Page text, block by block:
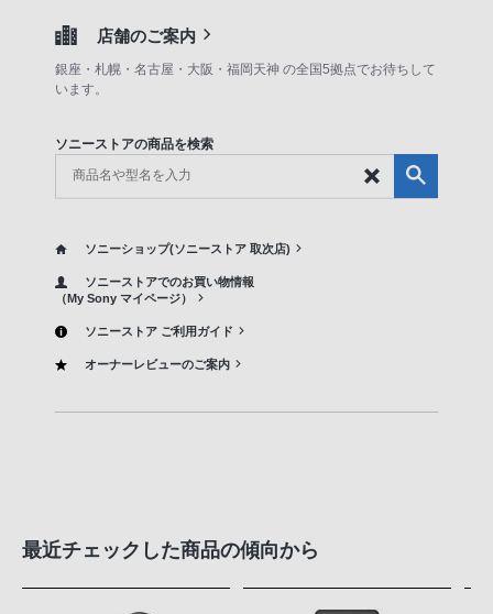
店舗のご案内
銀座・札幌・名古屋・大阪・福岡天神 の全国5拠点でお待ちして
います。
ソニーストアの商品を検索
ソニーショップ(ソニーストア 取次店)
ソニーストアでのお買い物情報
（My Sony マイページ）
ソニーストア ご利用ガイド
オーナーレビューのご案内
最近チェックした商品の傾向から